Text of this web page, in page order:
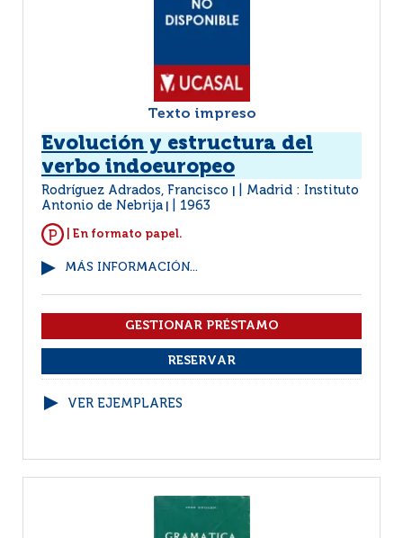
Texto impreso
Evolución y estructura del
verbo indoeuropeo
Rodríguez Adrados, Francisco
Madrid : Instituto
Antonio de Nebrija
1963
| En formato papel.
MÁS INFORMACIÓN...
VER EJEMPLARES